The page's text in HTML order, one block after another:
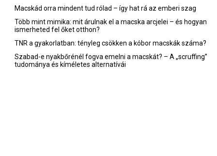
Váradi
Barnabás
2025-
11-06
Himalája
macska:
Macskád orra mindent tud rólad – így hat rá az emberi szag
Több mint mimika: mit árulnak el a macska arcjelei – és hogyan
ismerheted fel őket otthon?
TNR a gyakorlatban: tényleg csökken a kóbor macskák száma?
Szabad-e nyakbőrénél fogva emelni a macskát? – A „scruffing”
tudománya és kíméletes alternatívái